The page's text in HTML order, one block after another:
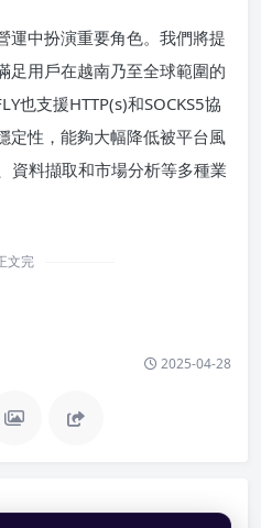
運中扮演重要角色。我們將提
足用戶在越南乃至全球範圍的
也支援HTTP(s)和SOCKS5協
定性，能夠大幅降低被平台風
資料擷取和市場分析等多種業
文完
2025-04-28